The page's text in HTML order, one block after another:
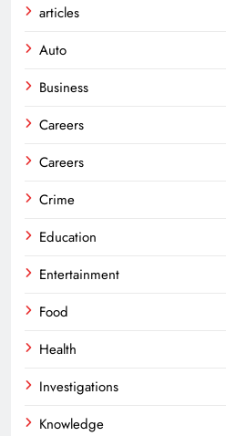
articles
Auto
Business
Careers
Careers
Crime
Education
Entertainment
Food
Health
Investigations
Knowledge